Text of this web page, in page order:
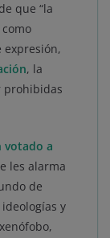
que “la
, la
prohibidas
votado a
les alarma
de
y